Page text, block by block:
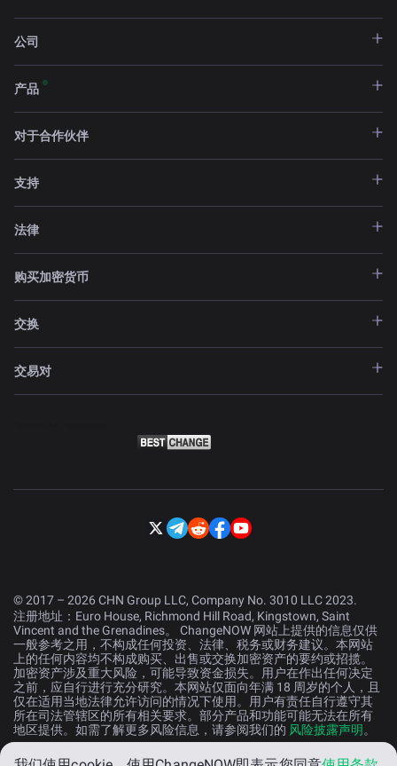
公司
产品
对于合作伙伴
支持
法律
购买加密货币
交换
交易对
© 2017 – 2026 CHN Group LLC, Company No. 3010 LLC 2023.
注册地址：Euro House, Richmond Hill Road, Kingstown, Saint
Vincent and the Grenadines。 ChangeNOW 网站上提供的信息仅供
一般参考之用，不构成任何投资、法律、税务或财务建议。本网站
上的任何内容均不构成购买、出售或交换加密资产的要约或招揽。
加密资产涉及重大风险，可能导致资金损失。用户在作出任何决定
之前，应自行进行充分研究。本网站仅面向年满 18 周岁的个人，且
仅在适用当地法律允许访问的情况下使用。用户有责任自行遵守其
所在司法管辖区的所有相关要求。部分产品和功能可能无法在所有
地区提供。如需了解更多风险信息，请参阅我们的 风险披露声明。